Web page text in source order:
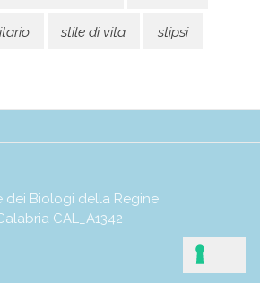
stile di vita stipsi
dei Biologi della Regine
CAL_A1342